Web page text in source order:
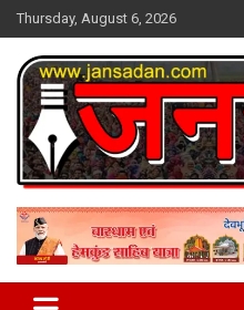
Skip
to
content
Thursday, August 6, 2026
Jan Sadan